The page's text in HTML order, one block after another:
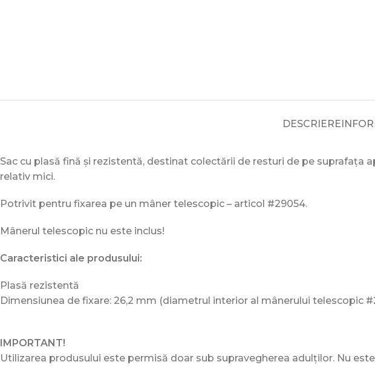
DESCRIERE
Sac cu plasă fină și rezistentă, destinat colectării de resturi de pe
relativ mici.
Potrivit pentru fixarea pe un mâner telescopic – articol #29054.
Mânerul telescopic nu este inclus!
Caracteristici ale produsului:
Plasă rezistentă
Dimensiunea de fixare: 26,2 mm (diametrul interior al mânerului telescopic
IMPORTANT!
Utilizarea produsului este permisă doar sub supravegherea adulților. Nu